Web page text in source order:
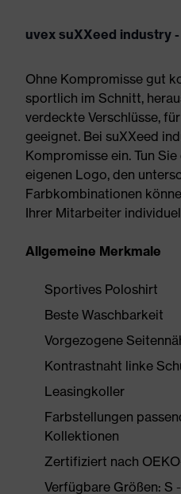
uvex suXXeed industry
Ohne Kompromisse gut
sportlich im Schnitt,
verdeckte Verschlüsse,
geeignet. Bei suXXeed
Kompromisse ein. Tun
eigenen Logo, den
Farbkombinationen
Ihrer Mitarbeiter
Allgemeine Merkmale
Sportives Poloshirt
Beste Waschbarkeit
Vorgezogene
Kontrastnaht linke
Leasingkoller
Farbstellungen
Kollektionen
Zertifiziert nach
Verfügbare Größen: S